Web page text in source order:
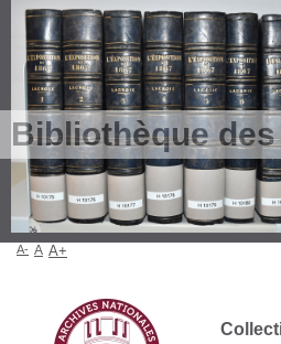
Bibliothèque
A- A A+